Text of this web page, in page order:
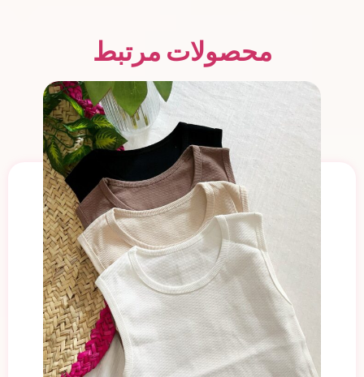
محصولات مرتبط